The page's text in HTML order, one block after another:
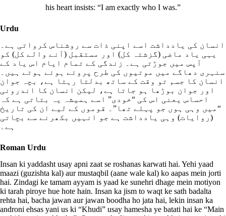
his heart insists: “I am exactly who I was.”
Urdu
انسان کی یادداشت اسے اپنی ذات سے روشناس کرواتی ہے۔
یہی یاد ماضی (گزشتہ کل) اور مستقبل (آنے والے کل) کو
آپس میں جوڑتی ہے۔ زندگی کے تمام ایام اس یاد کے
سنہری دھاگے میں موتیوں کی طرح پروئے ہوئے ہوتے ہیں۔
انسان کا جسم تو وقت کے ساتھ بدلتا رہتا ہے، بچہ جوان
اور جوان بوڑھا ہو جاتا ہے، لیکن انسان کا اندرونی
احساس یعنی اس کی “خودی” اسے ہمیشہ یہ بتاتی ہے کہ
“میں وہی ہوں جو پہلے تھا”۔ قوموں کے لیے ان کی تاریخ
(روایات) وہی یادداشت ہے جو انہیں بکھرنے سے بچاتی
ہے۔
Roman Urdu
Insan ki yaddasht usay apni zaat se roshanas karwati hai. Yehi yaad
maazi (guzishta kal) aur mustaqbil (aane wale kal) ko aapas mein jorti
hai. Zindagi ke tamam ayyam is yaad ke sunehri dhage mein motiyon
ki tarah piroye hue hote hain. Insan ka jism to waqt ke sath badalta
rehta hai, bacha jawan aur jawan boodha ho jata hai, lekin insan ka
androni ehsas yani us ki “Khudi” usay hamesha ye batati hai ke “Main